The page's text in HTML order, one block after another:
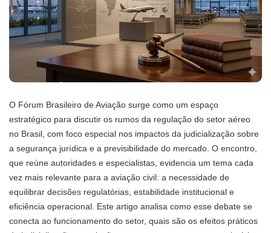
O Fórum Brasileiro de Aviação surge como um espaço
estratégico para discutir os rumos da regulação do setor aéreo
no Brasil, com foco especial nos impactos da judicialização sobre
a segurança jurídica e a previsibilidade do mercado. O encontro,
que reúne autoridades e especialistas, evidencia um tema cada
vez mais relevante para a aviação civil: a necessidade de
equilibrar decisões regulatórias, estabilidade institucional e
eficiência operacional. Este artigo analisa como esse debate se
conecta ao funcionamento do setor, quais são os efeitos práticos